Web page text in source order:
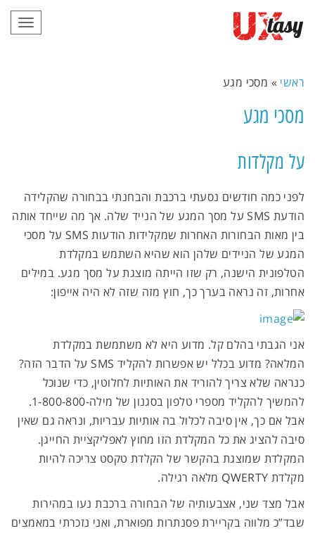
ראשי » מסכי מגע
מסכי מגע
על מקלדות
לפני כמה חודשים נסעתי ברכבת והבחנתי בבחורה שהקלידה
הודעת SMS על מסך המגע של הנייד שלה. אך מה שייחד אותה
בין מאות הבחורות האחרות שמקלידות הודעות SMS על מסכי
המגע של הניידים שלהן הוא שהיא השתמש במקלדת
הטלפונית הישנה, רק שזו הייתה מוצגת על מסך מגע. במילים
אחרות, זה נראה בערך כך, חוץ מזה שזה לא היה אייפון:
אני הגבתי בהלם קל. מדוע היא לא משתמשת במקלדת
המלאה? מדוע בכלל יש אפשרות להקליד SMS על הדבר הזה?
כנראה שלא צריך להוריד את האותיות לחלוטין, כדי שנוכל
להמשיך להקליד מספרי טלפון בסגנון של מילה-1-800-800.
אבל אם כך, אין סיבה לכלול בה אותיות עבריות, ונראה גם שאין
סיבה להציג את כל המקלדת הזו מחוץ לאפליקציית החייגן.
המקלדת שמוצגת בהקשר של הקלדת טקסט צריכה להיות
מקלדת QWERTY מלאה רגילה.
אבל מצד שני, אצבעותיה של הבחורה ברכבת נעו במהירות
שבד”כ מלווה בקריירת פסנתרות מפוארת, ואני נזכרתי במאמצים